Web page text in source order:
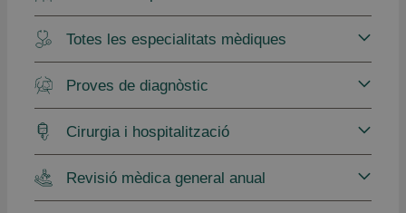
Totes les especialitats mèdiques
Proves de diagnòstic
Cirurgia i hospitalització
Revisió mèdica general anual